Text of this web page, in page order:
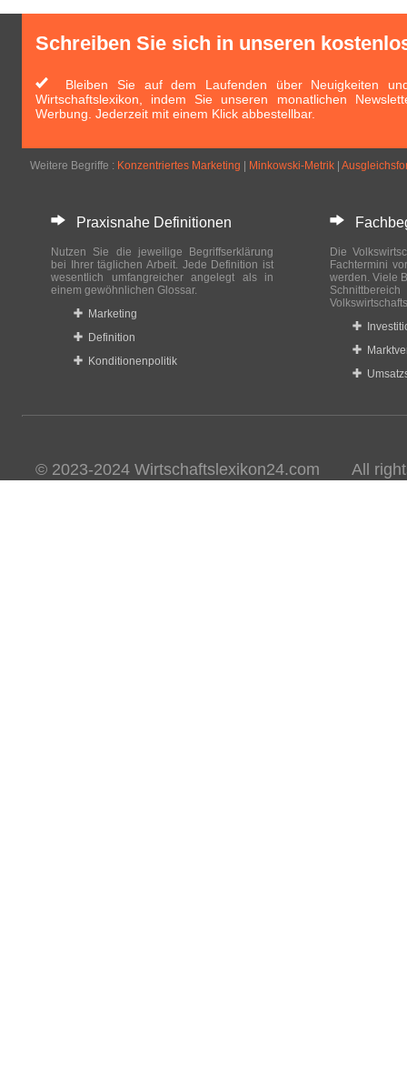
Schreiben Sie sich in unseren
Bleiben Sie auf dem Laufenden über Neuigkeiten
Wirtschaftslexikon, indem Sie unseren monatlichen
Werbung. Jederzeit mit einem Klick abbestellbar.
Weitere Begriffe : Konzentriertes Marketing Minkowski-Metrik
Praxisnahe Definitionen
Nutzen Sie die jeweilige Begriffserklärung
bei Ihrer täglichen Arbeit. Jede Definition ist
wesentlich umfangreicher angelegt als in
einem gewöhnlichen Glossar.
Marketing
Definition
Konditionenpolitik
Die
Fachtermini
werden. Viele
© 2023-2024 Wirtschaftslexikon24.com All